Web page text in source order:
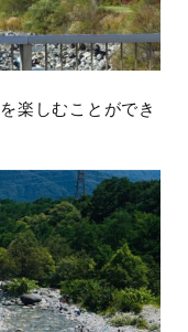
楽しむことができ